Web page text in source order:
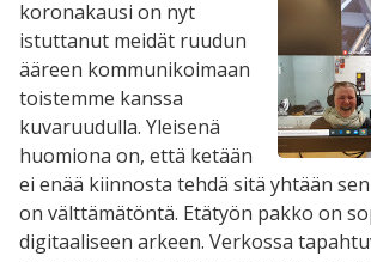
koronakausi on nyt
istuttanut meidät ruudun
ääreen kommunikoimaan
toistemme kanssa
kuvaruudulla. Yleisenä
huomiona on, että ketään
ei enää kiinnosta tehdä sitä yhtään
on välttämätöntä. Etätyön pakko on
digitaaliseen arkeen. Verkossa